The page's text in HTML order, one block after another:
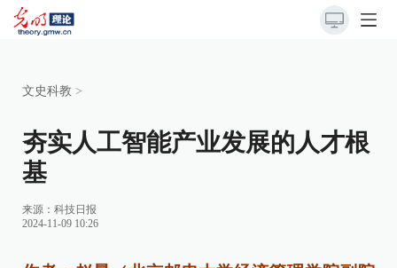
文史科教 >
夯实人工智能产业发展的人才根
基
来源： 科技日报
2024-11-09 10:26